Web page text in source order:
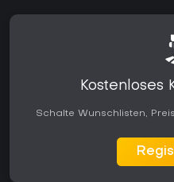
Kostenloses
Schalte Wunschlisten,